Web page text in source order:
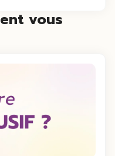
vous